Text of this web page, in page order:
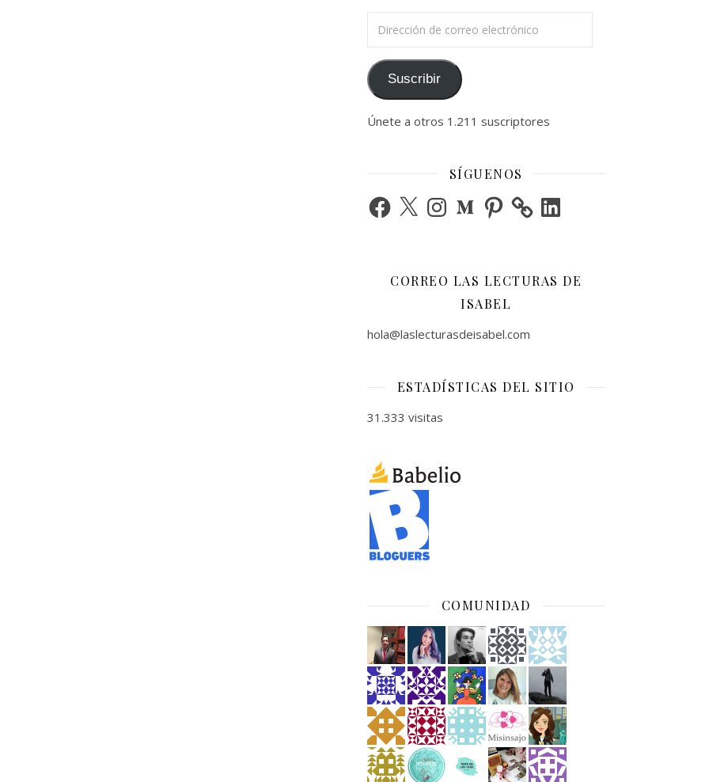
Suscribir
Únete a otros 1.211 suscriptores
SÍGUENOS
Facebook
X InstagramMediumPinterest LinkedIn
CORREO LAS LECTURAS DE
ISABEL
hola@laslecturasdeisabel.com
ESTADÍSTICAS DEL SITIO
31.333 visitas
COMUNIDAD